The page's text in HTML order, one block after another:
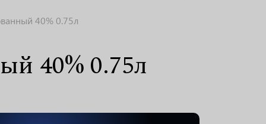
40% 0.75л
40% 0.75л